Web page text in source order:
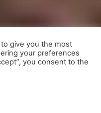
give you the most
your preferences
you consent to the